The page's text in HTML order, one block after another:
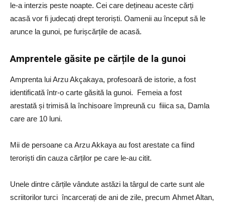
le-a interzis peste noapte. Cei care dețineau aceste cărți
acasă vor fi judecați drept teroriști. Oamenii au început să le
arunce la gunoi, pe furișcărțile de acasă.
Amprentele găsite pe cărțile de la gunoi
Amprenta lui Arzu Akçakaya, profesoară de istorie, a fost
identificată într-o carte găsită la gunoi. Femeia a fost
arestată și trimisă la închisoare împreună cu fiiica sa, Damla
care are 10 luni.
Mii de persoane ca Arzu Akkaya au fost arestate ca fiind
teroriști din cauza cărților pe care le-au citit.
Unele dintre cărțile vândute astăzi la târgul de carte sunt ale
scriitorilor turci încarcerați de ani de zile, precum Ahmet Altan,